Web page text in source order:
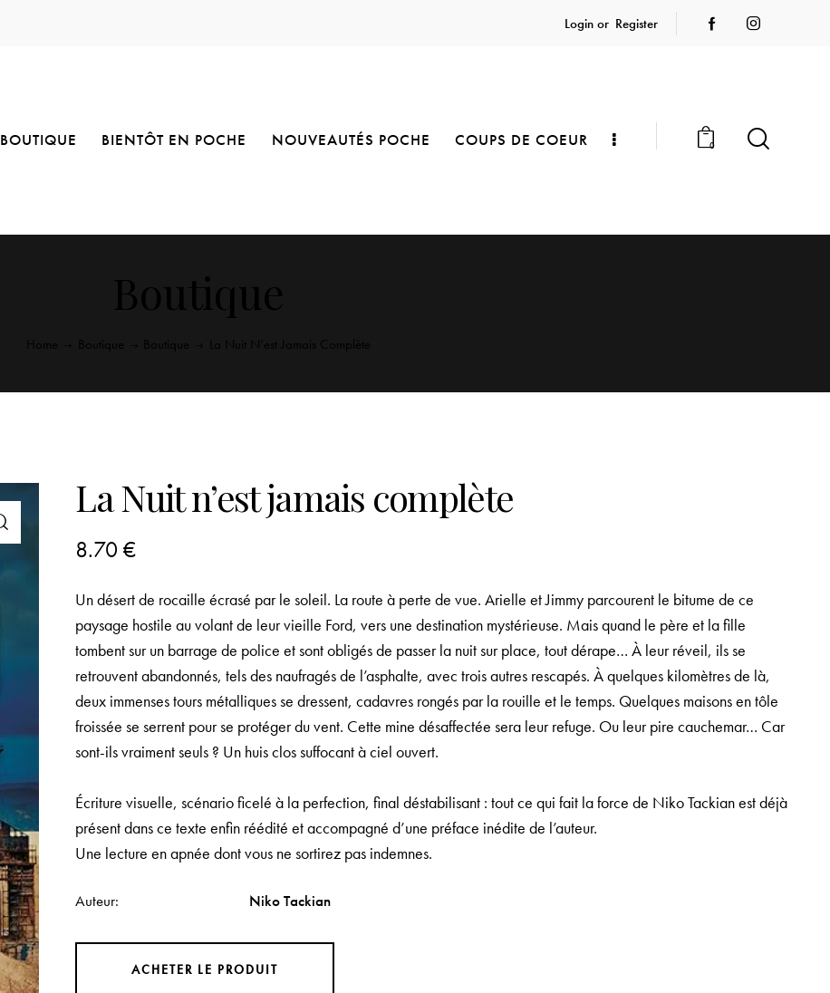
Login or Register
BOUTIQUE BIENTÔT EN POCHE NOUVEAUTÉS POCHE COUPS DE COEUR 0
La Nuit n’est jamais complète
8.70€
Un désert de rocaille écrasé par le soleil. La route à perte de vue. Arielle et Jimmy parcourent le bitume de ce
paysage hostile au volant de leur vieille Ford, vers une destination mystérieuse. Mais quand le père et la fille
tombent sur un barrage de police et sont obligés de passer la nuit sur place, tout dérape… À leur réveil, ils se
retrouvent abandonnés, tels des naufragés de l’asphalte, avec trois autres rescapés. À quelques kilomètres de là,
deux immenses tours métalliques se dressent, cadavres rongés par la rouille et le temps. Quelques maisons en tôle
froissée se serrent pour se protéger du vent. Cette mine désaffectée sera leur refuge. Ou leur pire cauchemar… Car
sont-ils vraiment seuls ? Un huis clos suffocant à ciel ouvert.
Écriture visuelle, scénario ficelé à la perfection, final déstabilisant : tout ce qui fait la force de Niko Tackian est déjà
présent dans ce texte enfin réédité et accompagné d’une préface inédite de l’auteur.
Une lecture en apnée dont vous ne sortirez pas indemnes.
Auteur Niko Tackian
ACHETER LE PRODUIT